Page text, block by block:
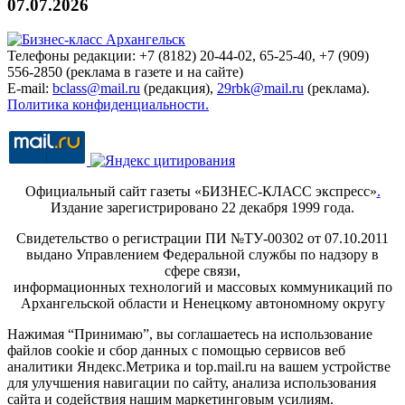
07.07.2026
Телефоны редакции: +7 (8182) 20-44-02, 65-25-40, +7 (909)
556-2850 (реклама в газете и на сайте)
E-mail: bclass@mail.ru (редакция), 29rbk@mail.ru (реклама).
Политика конфиденциальности.
Официальный сайт газеты «БИЗНЕС-КЛАСС экспресс».
Издание зарегистрировано 22 декабря 1999 года.
Свидетельство о регистрации ПИ №ТУ-00302 от 07.10.2011
выдано Управлением Федеральной службы по надзору в
сфере связи,
информационных технологий и массовых коммуникаций по
Архангельской области и Ненецкому автономному округу
Нажимая “Принимаю”, вы соглашаетесь на использование
файлов cookie и сбор данных с помощью сервисов веб
аналитики Яндекс.Метрика и top.mail.ru на вашем устройстве
для улучшения навигации по сайту, анализа использования
сайта и содействия нашим маркетинговым усилиям.